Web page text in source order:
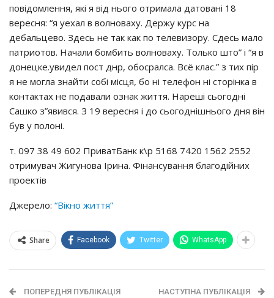
повідомлення, які я від нього отримала датовані 18
вересня: “я уехал в волноваху. Держу курс на
дебальцево. Здесь не так как по телевизору. Сдесь мало
патриотов. Начали бомбить волноваху. Только што” і “я в
донецке.увидел пост днр, обосралса. Всё клас.” з тих пір
я не могла знайти собі місця, бо ні телефон ні сторінка в
контактах не подавали ознак життя. Нареші сьогодні
Сашко з”явився. З 19 вересня і до сьогоднішнього дня він
був у полоні.
т. 097 38 49 602 ПриватБанк к\р 5168 7420 1562 2552
отримувач Жигунова Ірина. Фінансування благодійних
проектів
Джерело: “Вікно життя”
Share Facebook Twitter WhatsApp
ПОПЕРЕДНЯ ПУБЛІКАЦІЯ НАСТУПНА ПУБЛІКАЦІЯ